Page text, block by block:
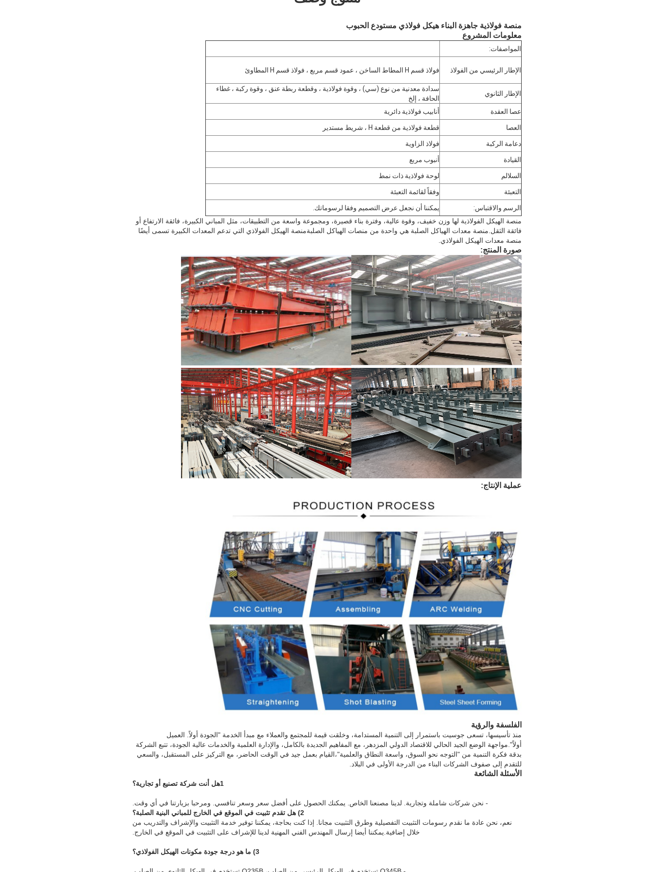
منصة فولاذية جاهزة البناء هيكل فولاذي مستودع الحبوب
معلومات المشروع
المواصفات:
الإطار الرئيسي من الفولاذ فولاذ قسم H المطاط الساخن ، عمود قسم مربع ، فولاذ قسم H المطاوئ
الإطار الثانوي
سدادة معدنية من نوع (سي) ، وقوة فولاذية ، وقطعة ربطة عنق ، وقوة ركبة ، غطاء
الحافة ، إلخ
عصا العقدة
أنابيب فولاذية دائرية
العصا قطعة فولاذية من قطعة H ، شريط مستدير
دعامة الركبة فولاذ الزاوية
القيادة أنبوب مربع
السلالم لوحة فولاذية ذات نمط
التعبئة وفقاً لقائمة التعبئة
الرسم والاقتباس:
يمكننا أن نجعل عرض التصميم وفقا لرسوماتك.
منصة الهيكل الفولاذية لها وزن خفيف، وقوة عالية، وفترة بناء قصيرة، ومجموعة واسعة من التطبيقات، مثل المباني الكبيرة، فائقة الارتفاع أو
فائقة الثقل.منصة معدات الهياكل الصلبة هي واحدة من منصات الهياكل الصلبةمنصة الهيكل الفولاذي التي تدعم المعدات الكبيرة تسمى أيضًا
منصة معدات الهيكل الفولاذي.
صورة المنتج:
عملية الإنتاج:
الفلسفة والرؤية
منذ تأسيسها، تسعى جوسيت باستمرار إلى التنمية المستدامة، وخلقت قيمة للمجتمع والعملاء مع مبدأ الخدمة "الجودة أولاً. العميل
أولاً".مواجهة الوضع الجيد الحالي للاقتصاد الدولي المزدهر، مع المفاهيم الجديدة بالكامل، والإدارة العلمية والخدمات عالية الجودة، تتبع الشركة
بدقة فكرة التنمية من "التوجه نحو السوق، واسعة النطاق والعلمية"،القيام بعمل جيد في الوقت الحاضر، مع التركيز على المستقبل، والسعي
للتقدم إلى صفوف الشركات البناء من الدرجة الأولى في البلاد.
الأسئلة الشائعة
1هل أنت شركة تصنيع أو تجارية؟
- نحن شركات شاملة وتجارية. لدينا مصنعنا الخاص. يمكنك الحصول على أفضل سعر وسعر تنافسي. ومرحبا بزيارتنا في أي وقت.
2) هل تقدم تثبيت في الموقع في الخارج للمباني البنية الصلبة؟
نعم، نحن عادة ما نقدم رسومات التثبيت التفصيلية وطرق التثبيت مجانا. إذا كنت بحاجة، يمكننا توفير خدمة التثبيت والإشراف والتدريب من
خلال إضافية.يمكننا أيضا إرسال المهندس الفني المهنية لدينا للإشراف على التثبيت في الموقع في الخارج.
3) ما هو درجة جودة مكونات الهيكل الفولاذي؟